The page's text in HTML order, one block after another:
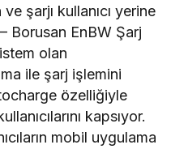
ve şarjı kullanıcı yerine
Borusan EnBW Şarj
olan
ile şarj işlemini
özelliğiyle
kapsıyor.
mobil uygulama